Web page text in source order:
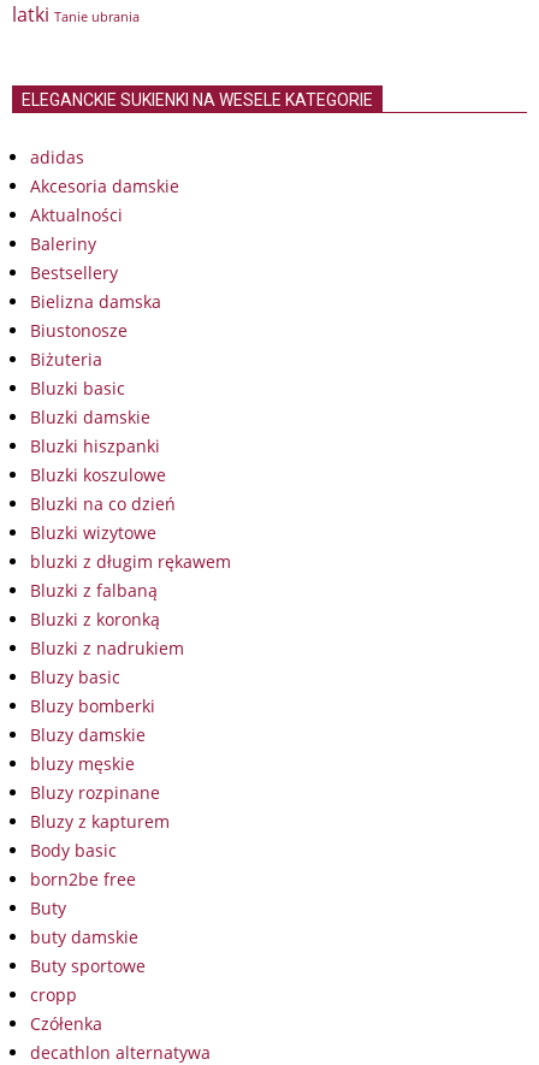
latki Tanie ubrania
ELEGANCKIE SUKIENKI NA WESELE KATEGORIE
adidas
Akcesoria damskie
Aktualności
Baleriny
Bestsellery
Bielizna damska
Biustonosze
Biżuteria
Bluzki basic
Bluzki damskie
Bluzki hiszpanki
Bluzki koszulowe
Bluzki na co dzień
Bluzki wizytowe
bluzki z długim rękawem
Bluzki z falbaną
Bluzki z koronką
Bluzki z nadrukiem
Bluzy basic
Bluzy bomberki
Bluzy damskie
bluzy męskie
Bluzy rozpinane
Bluzy z kapturem
Body basic
born2be free
Buty
buty damskie
Buty sportowe
cropp
Czółenka
decathlon alternatywa